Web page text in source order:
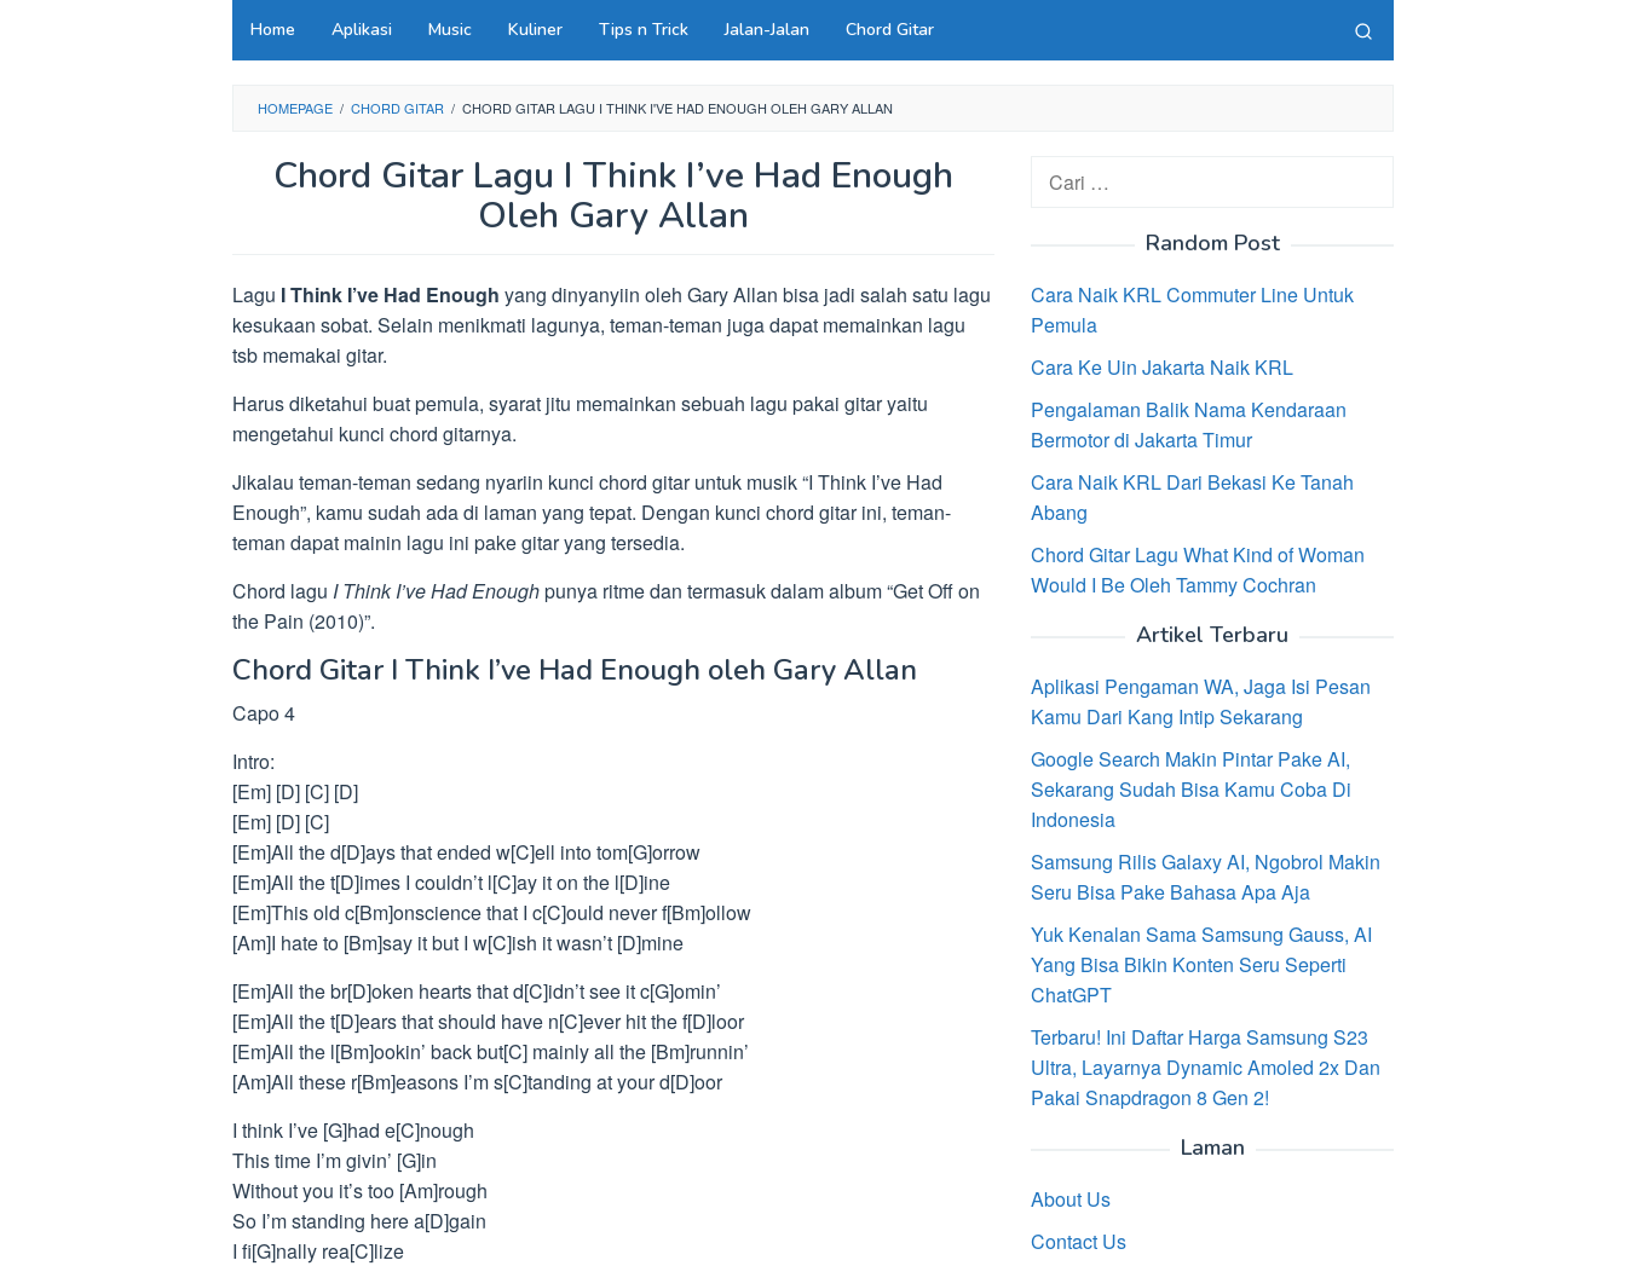
Home Aplikasi Music Kuliner Tips n Trick Jalan-Jalan Chord Gitar
HOMEPAGE / CHORD GITAR / CHORD GITAR LAGU I THINK I'VE HAD ENOUGH OLEH GARY ALLAN
Chord Gitar Lagu I Think I’ve Had Enough
Oleh Gary Allan
Lagu I Think I’ve Had Enough yang dinyanyiin oleh Gary Allan bisa jadi salah satu lagu
kesukaan sobat. Selain menikmati lagunya, teman-teman juga dapat memainkan lagu
tsb memakai gitar.
Harus diketahui buat pemula, syarat jitu memainkan sebuah lagu pakai gitar yaitu
mengetahui kunci chord gitarnya.
Jikalau teman-teman sedang nyariin kunci chord gitar untuk musik “I Think I’ve Had
Enough”, kamu sudah ada di laman yang tepat. Dengan kunci chord gitar ini, teman-
teman dapat mainin lagu ini pake gitar yang tersedia.
Chord lagu I Think I’ve Had Enoughpunya ritme dan termasuk dalam album “Get Off on
the Pain (2010)”.
Chord Gitar I Think I’ve Had Enough oleh Gary Allan
Capo 4
Intro:
[Em] [D] [C] [D]
[Em] [D] [C]
[Em]All the d[D]ays that ended w[C]ell into tom[G]orrow
[Em]All the t[D]imes I couldn’t l[C]ay it on the l[D]ine
[Em]This old c[Bm]onscience that I c[C]ould never f[Bm]ollow
[Am]I hate to [Bm]say it but I w[C]ish it wasn’t [D]mine
[Em]All the br[D]oken hearts that d[C]idn’t see it c[G]omin’
[Em]All the t[D]ears that should have n[C]ever hit the f[D]loor
[Em]All the l[Bm]ookin’ back but[C] mainly all the [Bm]runnin’
[Am]All these r[Bm]easons I’m s[C]tanding at your d[D]oor
I think I’ve [G]had e[C]nough
This time I’m givin’ [G]in
Without you it’s too [Am]rough
So I’m standing here a[D]gain
I fi[G]nally rea[C]lize
Cari
Random Post
Cara Naik KRL Commuter Line Untuk
Pemula
Cara Ke Uin Jakarta Naik KRL
Pengalaman Balik Nama Kendaraan
Bermotor di Jakarta Timur
Cara Naik KRL Dari Bekasi Ke Tanah
Abang
Chord Gitar Lagu What Kind of Woman
Would I Be Oleh Tammy Cochran
Artikel Terbaru
Aplikasi Pengaman WA, Jaga Isi Pesan
Kamu Dari Kang Intip Sekarang
Google Search Makin Pintar Pake AI,
Sekarang Sudah Bisa Kamu Coba Di
Indonesia
Samsung Rilis Galaxy AI, Ngobrol Makin
Seru Bisa Pake Bahasa Apa Aja
Yuk Kenalan Sama Samsung Gauss, AI
Yang Bisa Bikin Konten Seru Seperti
ChatGPT
Terbaru! Ini Daftar Harga Samsung S23
Ultra, Layarnya Dynamic Amoled 2x Dan
Pakai Snapdragon 8 Gen 2!
Laman
About Us
Contact Us